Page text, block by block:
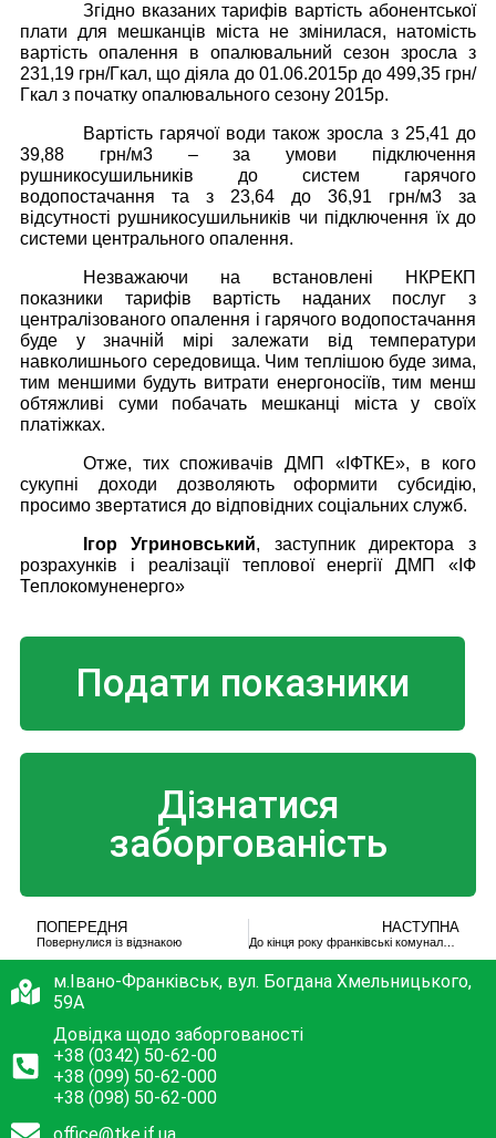
Згідно вказаних тарифів вартість абонентської
плати для мешканців міста не змінилася, натомість
вартість опалення в опалювальний сезон зросла з
231,19 грн/Гкал, що діяла до 01.06.2015р до 499,35 грн/
Гкал з початку опалювального сезону 2015р.
Вартість гарячої води також зросла з 25,41 до
39,88 грн/м3 – за умови підключення
рушникосушильників до систем гарячого
водопостачання та з 23,64 до 36,91 грн/м3 за
відсутності рушникосушильників чи підключення їх до
системи центрального опалення.
Незважаючи на встановлені НКРЕКП
показники тарифів вартість наданих послуг з
централізованого опалення і гарячого водопостачання
буде у значній мірі залежати від температури
навколишнього середовища. Чим теплішою буде зима,
тим меншими будуть витрати енергоносіїв, тим менш
обтяжливі суми побачать мешканці міста у своїх
платіжках.
Отже, тих споживачів ДМП «ІФТКЕ», в кого
сукупні доходи дозволяють оформити субсидію,
просимо звертатися до відповідних соціальних служб.
Ігор Угриновський, заступник директора з
розрахунків і реалізації теплової енергії ДМП «ІФ
Теплокомуненерго»
Подати показники
Дізнатися
заборгованість
ПОПЕРЕДНЯ
Повернулися із відзнакою
НАСТУПНА
До кінця року франківські комунальники обіцяють забезпечити лічильниками всі житлові та спеціалізова
м.Івано-Франківськ, вул. Богдана Хмельницького,
59А
Довідка щодо заборгованості
+38 (0342) 50-62-00
+38 (099) 50-62-000
+38 (098) 50-62-000